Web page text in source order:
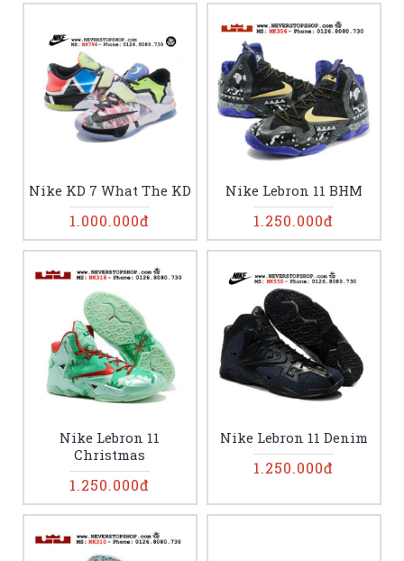
Nike KD 7 What The KD
1.000.000đ
Nike Lebron 11 BHM
1.250.000đ
Nike Lebron 11
Christmas
1.250.000đ
Nike Lebron 11 Denim
1.250.000đ